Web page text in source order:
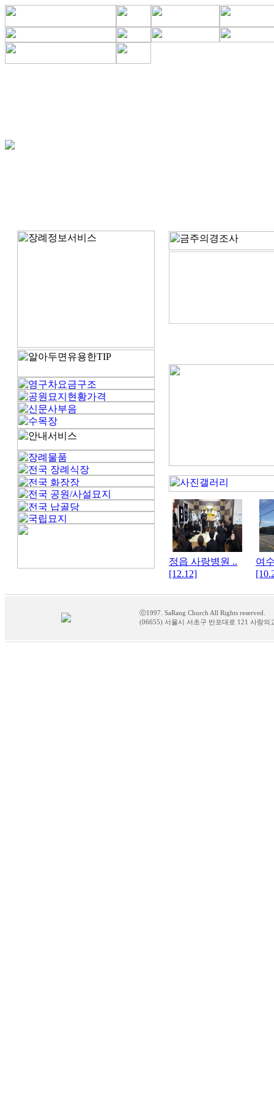
정읍 사랑병원 ..
[12.12]
여
ⓒ1997. SaRang Church All Rights reserved.
(06655) 서울시 서초구 반포대로 121 사랑